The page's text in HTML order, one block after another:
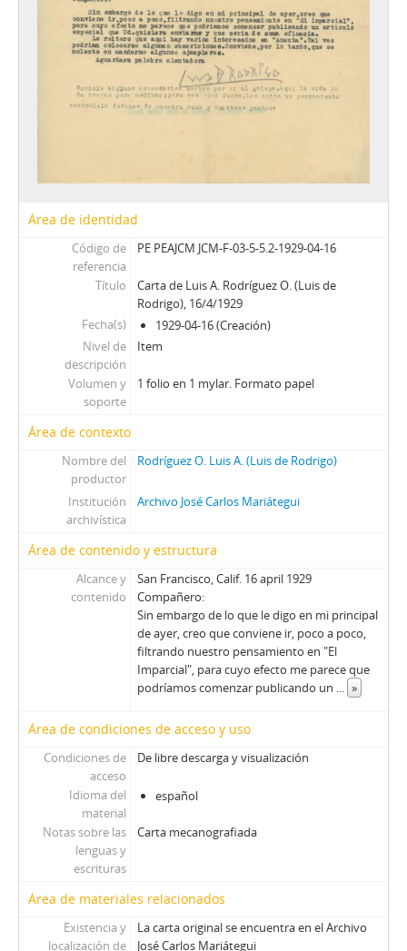
Área de identidad
Código de
referencia
PE PEAJCM JCM-F-03-5-5.2-1929-04-16
Título
Carta de Luis A. Rodríguez O. (Luis de
Rodrigo), 16/4/1929
Fecha(s)
1929-04-16 (Creación)
Nivel de
descripción
Item
Volumen y
soporte
1 folio en 1 mylar. Formato papel
Área de contexto
Nombre del
productor
Rodríguez O. Luis A. (Luis de Rodrigo)
Institución
archivística
Archivo José Carlos Mariátegui
Área de contenido y estructura
Alcance y
contenido
San Francisco, Calif. 16 april 1929
Compañero:
Sin embargo de lo que le digo en mi principal
de ayer, creo que conviene ir, poco a poco,
filtrando nuestro pensamiento en "El
Imparcial", para cuyo efecto me parece que
podríamos comenzar publicando un ... »
Área de condiciones de acceso y uso
Condiciones de
acceso
De libre descarga y visualización
Idioma del
material
español
Notas sobre las
lenguas y
escrituras
Carta mecanografiada
Área de materiales relacionados
Existencia y
localización de
La carta original se encuentra en el Archivo
José Carlos Mariátegui